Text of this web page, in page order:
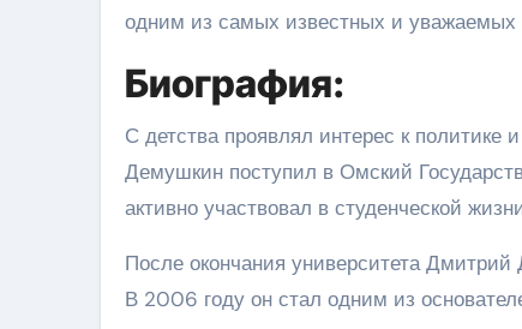
одним из самых известных и уважаемых
Биография:
С детства проявлял интерес к
Демушкин поступил в Омский
активно участвовал в студенческой
После окончания университета
В 2006 году он стал одним из